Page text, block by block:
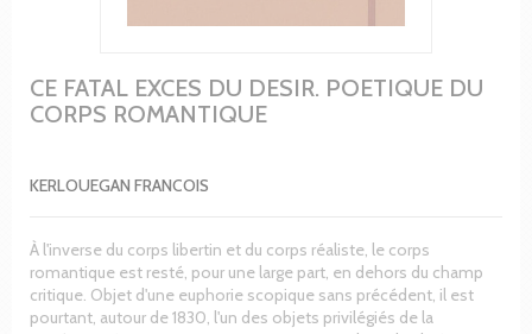
CE FATAL EXCES DU DESIR. POETIQUE DU
CORPS ROMANTIQUE
KERLOUEGAN FRANCOIS
À l'inverse du corps libertin et du corps réaliste, le corps
romantique est resté, pour une large part, en dehors du champ
critique. Objet d'une euphorie scopique sans précédent, il est
pourtant, autour de 1830, l'un des objets privilégiés de la